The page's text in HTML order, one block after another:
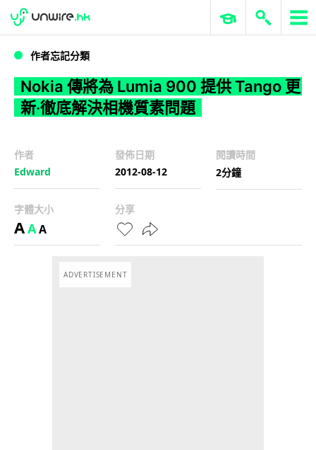
WWDC 2026 ERP 與商業 AI
作者忘記分類
Nokia 傳將為 Lumia 900 提供 Tango 更
新‧徹底解決相機質素問題
作者
Edward
發佈日期
2012-08-12
閱讀時間
2分鐘
字體大小
AAA
分享
ADVERTISEMENT